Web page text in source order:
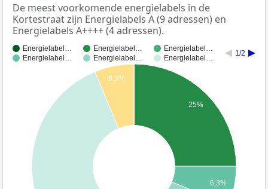
De meest voorkomende energielabels in de
Kortestraat zijn Energielabels A (9 adressen) en
Energielabels A++++ (4 adressen).
Energielabel… Energielabel…
Energielabel…
Energielabel…
Energielabel… Energielabel…
1/2
25%
6,3%
6,3%